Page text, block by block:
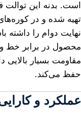
است. بدنه این توالت
تهیه شده و در
نهایت دوام را
محصول در برابر خط و
مقاومت بسیار
حفظ می‌کند.
عملکرد و